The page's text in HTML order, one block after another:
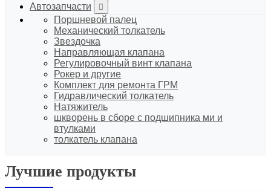
Автозапчасти
Поршневой палец
Механический толкатель
Звездочка
Направляющая клапана
Регулировочный винт клапана
Рокер и другие
Комплект для ремонта ГРМ
Гидравлический толкатель
Натяжитель
шкворень в сборе с подшипника ми и
втулками
толкатель клапана
Лучшие продукты